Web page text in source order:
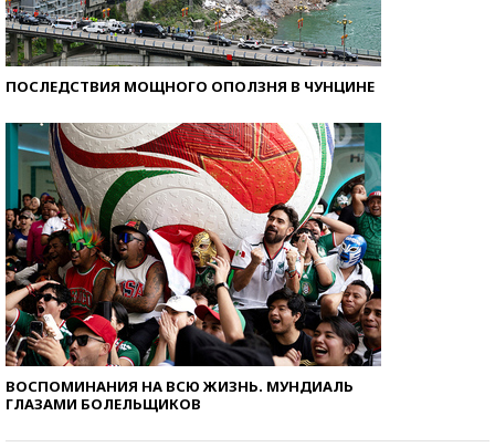
ПОСЛЕДСТВИЯ МОЩНОГО ОПОЛЗНЯ В ЧУНЦИНЕ
ВОСПОМИНАНИЯ НА ВСЮ ЖИЗНЬ. МУНДИАЛЬ
ГЛАЗАМИ БОЛЕЛЬЩИКОВ